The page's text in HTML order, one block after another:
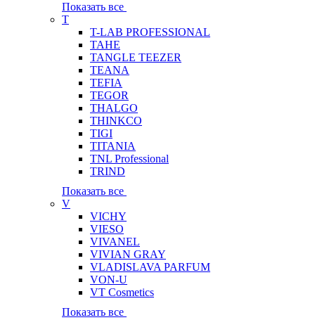
Показать все
T
T-LAB PROFESSIONAL
TAHE
TANGLE TEEZER
TEANA
TEFIA
TEGOR
THALGO
THINKCO
TIGI
TITANIA
TNL Professional
TRIND
Показать все
V
VICHY
VIESO
VIVANEL
VIVIAN GRAY
VLADISLAVA PARFUM
VON-U
VT Cosmetics
Показать все